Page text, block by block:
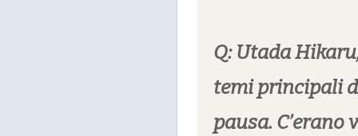
Q: Utada
temi principali
pausa.